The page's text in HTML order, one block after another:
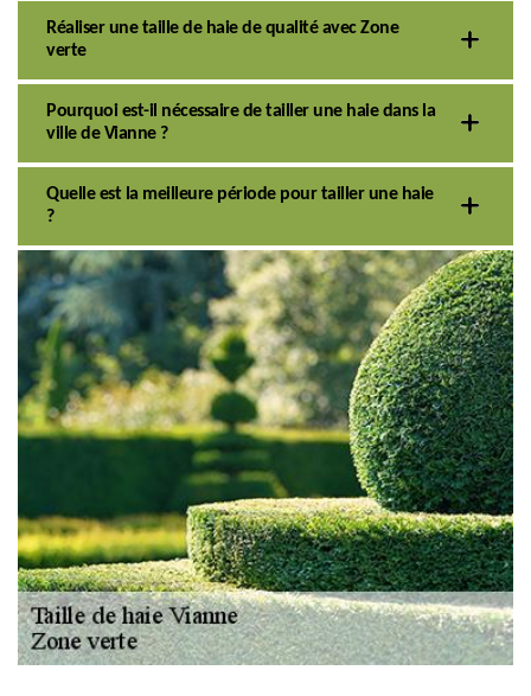
Réaliser une taille de haie de qualité avec Zone
verte
Pourquoi est-il nécessaire de tailler une haie dans la
ville de Vianne ?
Quelle est la meilleure période pour tailler une haie
?